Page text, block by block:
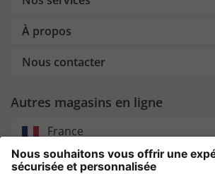
À propos
Nous contacter
Autres magasins en ligne
France